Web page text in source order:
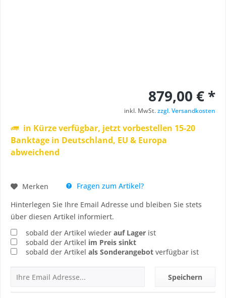
879,00 € *
inkl. MwSt.zzgl. Versandkosten
in Kürze verfügbar, jetzt vorbestellen 15-20
Banktage in Deutschland, EU & Europa
abweichend
Merken
Fragen zum Artikel?
Hinterlegen Sie Ihre Email Adresse und bleiben Sie stets
über diesen Artikel informiert.
sobald der Artikel wieder auf Lager ist
sobald der Artikel im Preis sinkt
sobald der Artikel als Sonderangebot verfügbar ist
Speichern